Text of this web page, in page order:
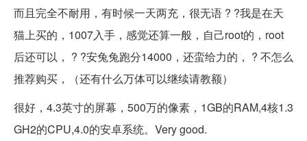
而且完全不耐用，有时候一天两充，很无语 ? ?我是在天
猫上买的，1007入手，感觉还算一般，自己root的，root
后还可以， ? ?安兔兔跑分14000，还蛮给力的， ? 不怎么
推荐购买，（还有什么万体可以继续请教额）
很好，4.3英寸的屏幕，500万的像素，1GB的RAM,4核1.3
GH2的CPU,4.0的安卓系统。Very good.